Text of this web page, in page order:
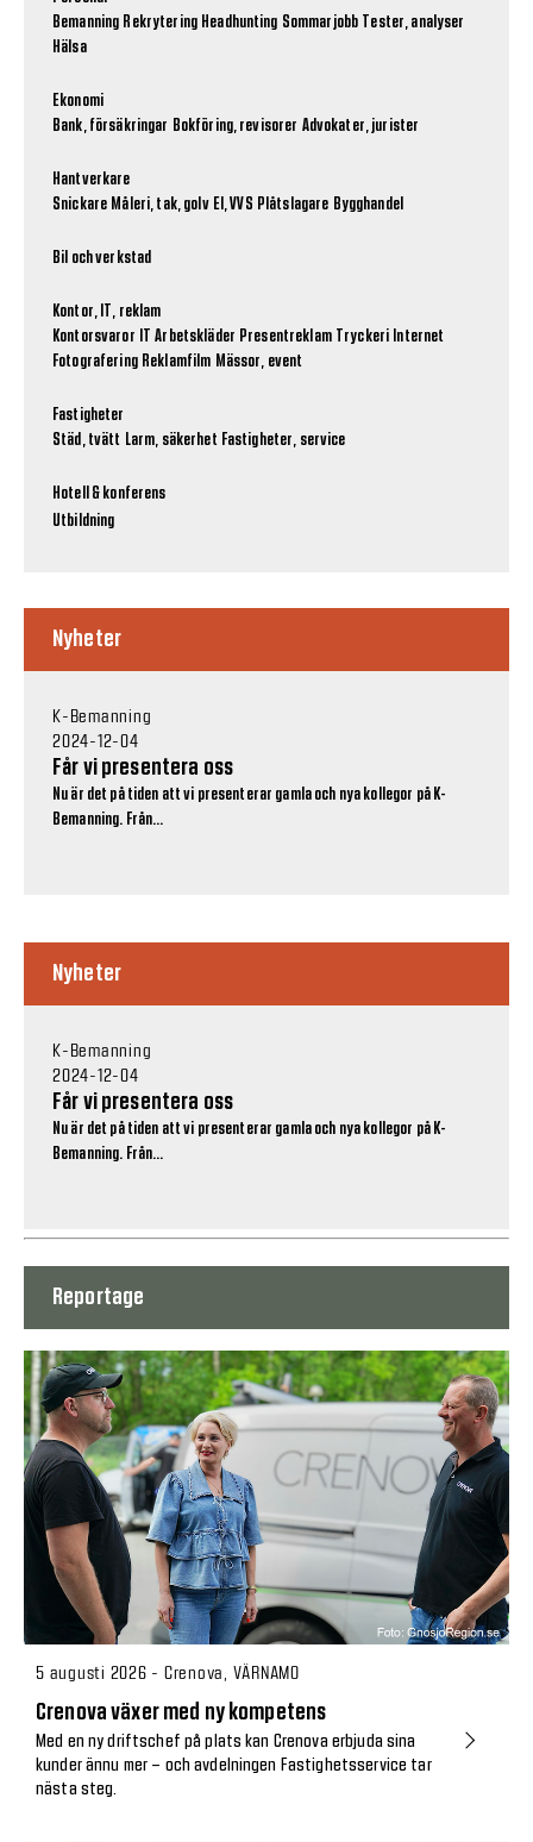
Bemanning Rekrytering Headhunting Sommarjobb Tester, analyser
Hälsa
Ekonomi
Bank, försäkringar Bokföring, revisorer Advokater, jurister
Hantverkare
Snickare Måleri, tak, golv El, VVS Plåtslagare Bygghandel
Bil och verkstad
Kontor, IT, reklam
Kontorsvaror IT Arbetskläder Presentreklam Tryckeri Internet
Fotografering Reklamfilm Mässor, event
Fastigheter
Städ, tvätt Larm, säkerhet Fastigheter, service
Hotell & konferens
Utbildning
Nyheter
K-Bemanning
2024-12-04
Får vi presentera oss
Nu är det på tiden att vi presenterar gamla och nya kollegor på K-
Bemanning. Från...
Nyheter
K-Bemanning
2024-12-04
Får vi presentera oss
Nu är det på tiden att vi presenterar gamla och nya kollegor på K-
Bemanning. Från...
Reportage
5 augusti 2026 - Crenova, VÄRNAMO
Crenova växer med ny kompetens
Med en ny driftschef på plats kan Crenova erbjuda sina
kunder ännu mer – och avdelningen Fastighetsservice tar
nästa steg.